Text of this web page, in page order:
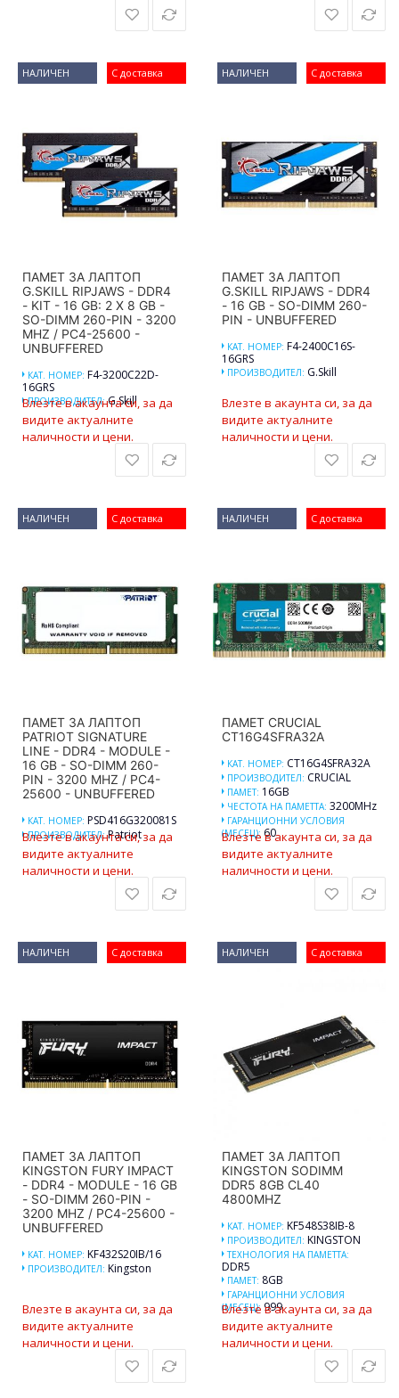
С доставка
НАЛИЧЕН
ПАМЕТ ЗА ЛАПТОП
G.SKILL RIPJAWS - DDR4
- KIT - 16 GB: 2 X 8 GB -
SO-DIMM 260-PIN - 3200
MHZ / PC4-25600 -
UNBUFFERED
КАТ. НОМЕР: F4-3200C22D-
16GRS
ПРОИЗВОДИТЕЛ:G.Skill
Влезте в акаунта си, за да
видите актуалните
наличности и цени.
С доставка
НАЛИЧЕН
ПАМЕТ ЗА ЛАПТОП
G.SKILL RIPJAWS - DDR4
- 16 GB - SO-DIMM 260-
PIN - UNBUFFERED
КАТ. НОМЕР: F4-2400C16S-
16GRS
ПРОИЗВОДИТЕЛ: G.Skill
Влезте в акаунта си, за да
видите актуалните
наличности и цени.
С доставка
НАЛИЧЕН
ПАМЕТ ЗА ЛАПТОП
PATRIOT SIGNATURE
LINE - DDR4 - MODULE -
16 GB - SO-DIMM 260-
PIN - 3200 MHZ / PC4-
25600 - UNBUFFERED
КАТ. НОМЕР: PSD416G320081S
ПРОИЗВОДИТЕЛ:Patriot
Влезте в акаунта си, за да
видите актуалните
наличности и цени.
С доставка
НАЛИЧЕН
ПАМЕТ CRUCIAL
CT16G4SFRA32A
КАТ. НОМЕР: CT16G4SFRA32A
ПРОИЗВОДИТЕЛ: CRUCIAL
ПАМЕТ: 16GB
ЧЕСТОТА НА ПАМЕТТА: 3200MHz
ГАРАНЦИОННИ УСЛОВИЯ
(МЕСЕЦ): 60
Влезте в акаунта си, за да
видите актуалните
наличности и цени.
С доставка
НАЛИЧЕН
ПАМЕТ ЗА ЛАПТОП
KINGSTON FURY IMPACT
- DDR4 - MODULE - 16 GB
- SO-DIMM 260-PIN -
3200 MHZ / PC4-25600 -
UNBUFFERED
КАТ. НОМЕР: KF432S20IB/16
ПРОИЗВОДИТЕЛ: Kingston
Влезте в акаунта си, за да
видите актуалните
наличности и цени.
С доставка
НАЛИЧЕН
ПАМЕТ ЗА ЛАПТОП
KINGSTON SODIMM
DDR5 8GB CL40
4800MHZ
КАТ. НОМЕР: KF548S38IB-8
ПРОИЗВОДИТЕЛ: KINGSTON
ТЕХНОЛОГИЯ НА ПАМЕТТА:
DDR5
ПАМЕТ: 8GB
ГАРАНЦИОННИ УСЛОВИЯ
(МЕСЕЦ): 999
Влезте в акаунта си, за да
видите актуалните
наличности и цени.